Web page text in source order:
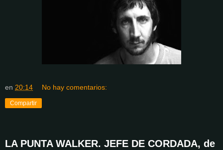
en 20:14 No hay comentarios:
Compartir
LA PUNTA WALKER. JEFE DE CORDADA, de